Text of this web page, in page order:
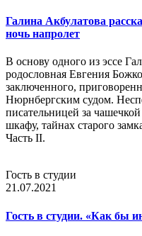
Галина Акбулатова
ночь напролет
В основу одного из эссе
родословная Евгения
заключенного,
Нюрнбергским судом.
писательницей за
шкафу, тайнах старого
Часть II.
Гость в студии
21.07.2021
Гость в студии. «Как бы